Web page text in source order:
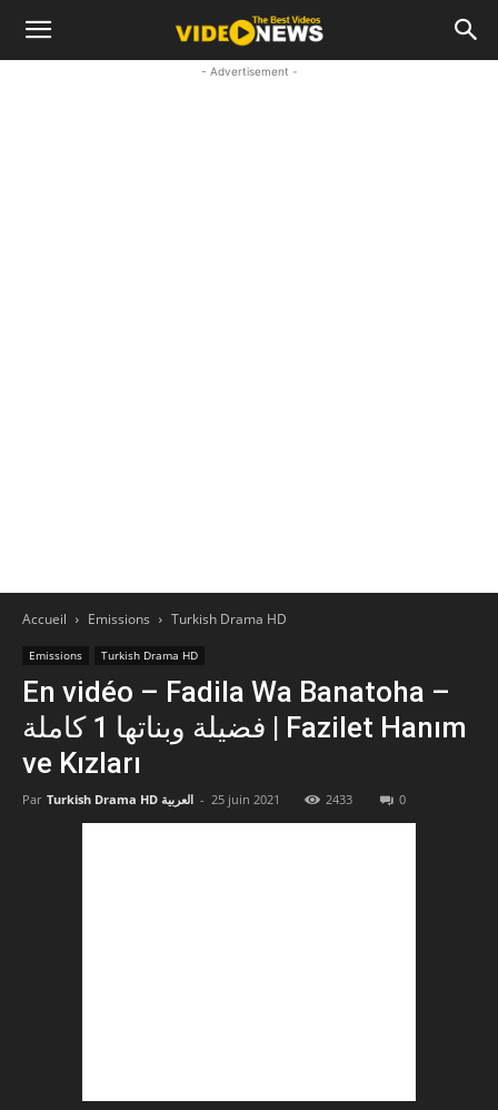
- Advertisement -
Accueil Emissions Turkish Drama HD
Emissions Turkish Drama HD
En vidéo – Fadila Wa Banatoha –
فضيلة وبناتها 1 كاملة | Fazilet Hanım
ve Kızları
Par Turkish Drama HD العربية - 25 juin 2021 2433 0